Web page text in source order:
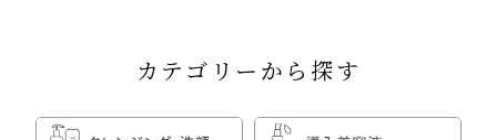
カテゴリーから探す